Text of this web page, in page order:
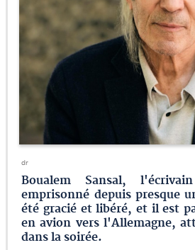
dr
Boualem Sansal,
emprisonné depuis presque
été gracié et libéré, et il est
en avion vers l'Allemagne,
dans la soirée.